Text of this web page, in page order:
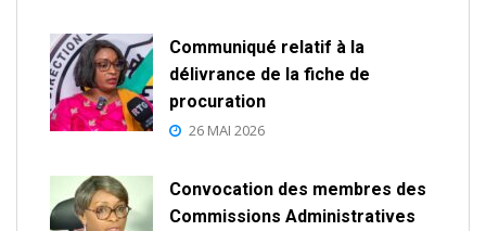
Communiqué relatif à la
délivrance de la fiche de
procuration
26 MAI 2026
Convocation des membres des
Commissions Administratives